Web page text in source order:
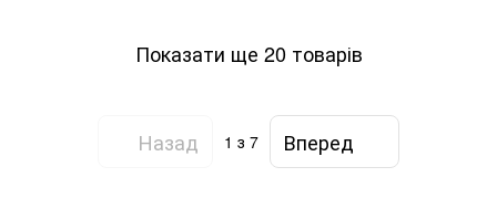
Показати ще 20 товарів
Назад 1 з 7 Вперед